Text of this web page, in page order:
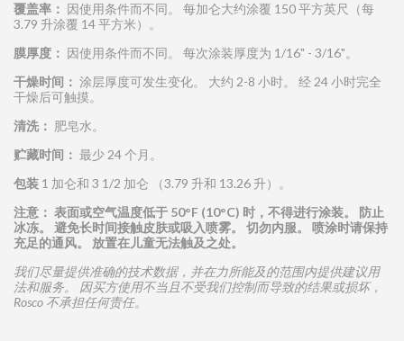
覆盖率： 因使用条件而不同。 每加仑大约涂覆 150 平方英尺（每
3.79 升涂覆 14 平方米）。
膜厚度： 因使用条件而不同。 每次涂装厚度为 1/16" - 3/16"。
干燥时间 ： 涂层厚度可发生变化。 大约 2-8 小时。 经 24 小时完全
干燥后可触摸。
清洗： 肥皂水。
贮藏时间 ： 最少 24 个月。
包装 1 加仑和 3 1/2 加仑 （3.79 升和 13.26 升）。
注意： 表面或空气温度低于 50°F (10°C) 时 ，不得进行涂装。
防止
冰冻。 避免长时间接触皮肤或吸入喷雾。 切勿内服。 喷涂时请保持
充足的通风。 放置在儿童无法触及之处。
我们尽量提供准确的技术数据，并在力所能及的范围内提供建议用
法和服务。 因买方使用不当且不受我们控制而导致的结果或损坏，
Rosco 不承担任何责任。